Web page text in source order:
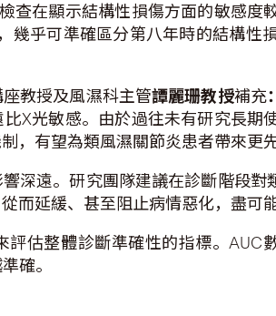
查在顯示結構性損傷方面的敏感
幾乎可準確區分第八年時的結構性
教授及風濕科主管譚麗珊教授補充：
X光敏感。由於過往未有研究長
，有望為類風濕關節炎患者帶來更
深遠。研究團隊建議在診斷階段
而延緩、甚至阻止病情惡化，盡可
評估整體診斷準確性的指標。
確。